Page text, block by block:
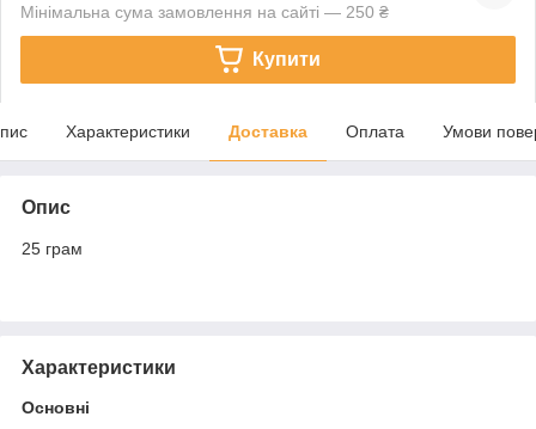
Мінімальна сума замовлення на сайті — 250 ₴
Купити
Характеристики Доставка Оплата Умови
Опис
25 грам
Характеристики
Основні